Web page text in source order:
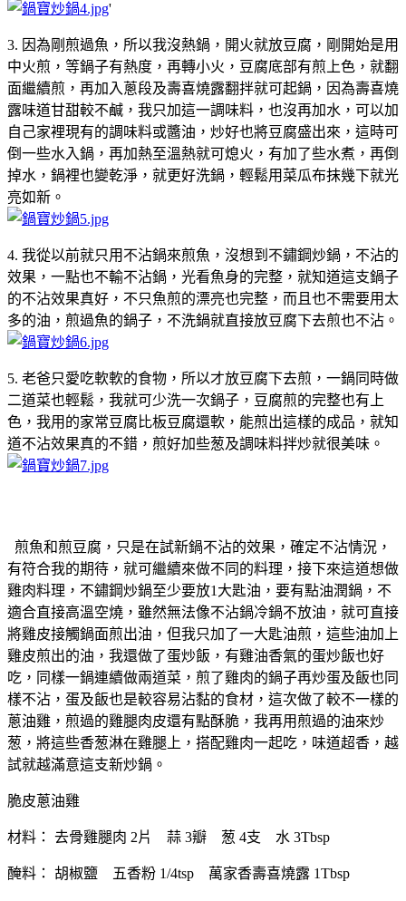
'
3. 因為剛煎過魚，所以我沒熱鍋，開火就放豆腐，剛開始是用
中火煎，等鍋子有熱度，再轉小火，豆腐底部有煎上色，就翻
面繼續煎，再加入蔥段及壽喜燒露翻拌就可起鍋，因為壽喜燒
露味道甘甜較不鹹，我只加這一調味料，也沒再加水，可以加
自己家裡現有的調味料或醬油，炒好也將豆腐盛出來，這時可
倒一些水入鍋，再加熱至溫熱就可熄火，有加了些水煮，再倒
掉水，鍋裡也變乾淨，就更好洗鍋，輕鬆用菜瓜布抹幾下就光
亮如新。
4. 我從以前就只用不沾鍋來煎魚，沒想到不鏽鋼炒鍋，不沾的
效果，一點也不輸不沾鍋，光看魚身的完整，就知道這支鍋子
的不沾效果真好，不只魚煎的漂亮也完整，而且也不需要用太
多的油，煎過魚的鍋子，不洗鍋就直接放豆腐下去煎也不沾。
5. 老爸只愛吃軟軟的食物，所以才放豆腐下去煎，一鍋同時做
二道菜也輕鬆，我就可少洗一次鍋子，豆腐煎的完整也有上
色，我用的家常豆腐比板豆腐還軟，能煎出這樣的成品，就知
道不沾效果真的不錯，煎好加些葱及調味料拌炒就很美味。
煎魚和煎豆腐，只是在試新鍋不沾的效果，確定不沾情況，
有符合我的期待，就可繼續來做不同的料理，接下來這道想做
雞肉料理，不鏽鋼炒鍋至少要放1大匙油，要有點油潤鍋，不
適合直接高溫空燒，雖然無法像不沾鍋冷鍋不放油，就可直接
將雞皮接觸鍋面煎出油，但我只加了一大匙油煎，這些油加上
雞皮煎出的油，我還做了蛋炒飯，有雞油香氣的蛋炒飯也好
吃，同樣一鍋連續做兩道菜，煎了雞肉的鍋子再炒蛋及飯也同
樣不沾，蛋及飯也是較容易沾黏的食材，這次做了較不一樣的
蔥油雞，煎過的雞腿肉皮還有點酥脆，我再用煎過的油來炒
葱，將這些香葱淋在雞腿上，搭配雞肉一起吃，味道超香，越
試就越滿意這支新炒鍋。
脆皮蔥油雞
材料： 去骨雞腿肉 2片 蒜 3瓣 葱 4支 水 3Tbsp
醃料： 胡椒鹽 五香粉 1/4tsp 萬家香壽喜燒露 1Tbsp